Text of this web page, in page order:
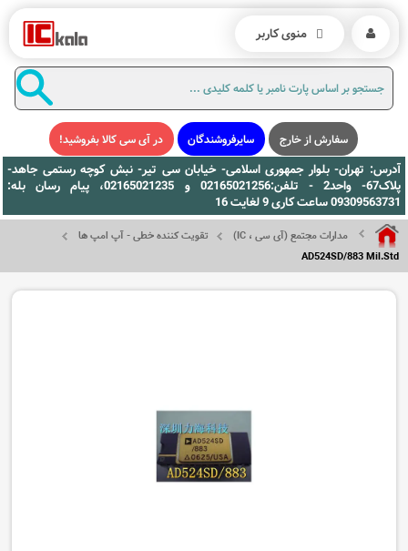
سفارش از خارج سایرفروشندگان در آی سی کالا بفروشید!
آدرس: تهران- بلوار جمهوری اسلامی- خیابان سی تیر- نبش کوچه رستمی جاهد-
پلاک67- واحد2 - تلفن:02165021256 و 02165021235، پیام رسان بله:
09309563731 ساعت کاری 9 لغایت 16
مدارات مجتمع (آی سی ، IC)
تقویت کننده خطی - آپ امپ ها
AD524SD/883 Mil.Std
منوی کاربر